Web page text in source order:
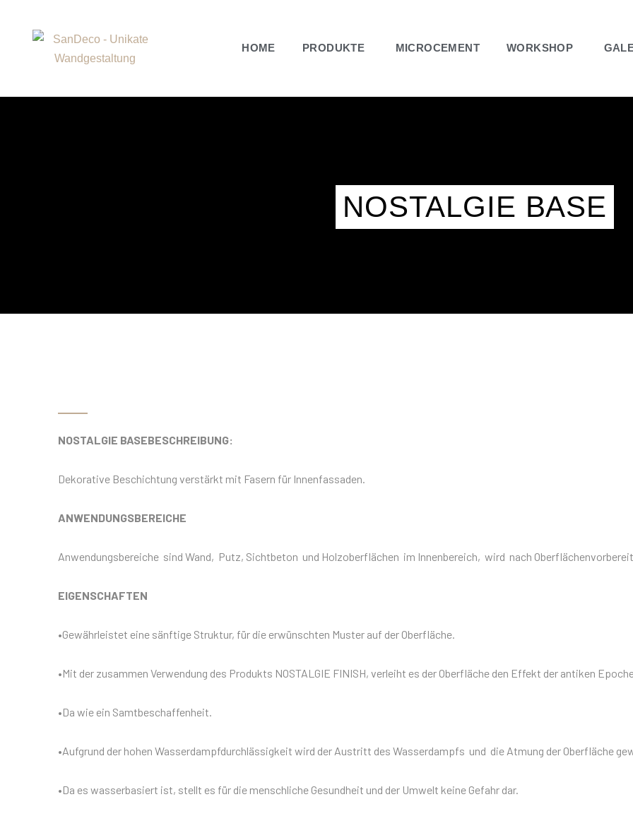
HOME PRODUKTE MICROCEMENT WORKSHOP
NOSTALGIE BASE
NOSTALGIE BASEBESCHREIBUNG:
Dekorative Beschichtung verstärkt mit Fasern für Innenfassaden.
ANWENDUNGSBEREICHE
Anwendungsbereiche sind Wand, Putz, Sichtbeton und Holzoberflächen im Innenbereich, wird nach
EIGENSCHAFTEN
•Gewährleistet eine sänftige Struktur, für die erwünschten Muster auf der Oberfläche.
•Mit der zusammen Verwendung des Produkts NOSTALGIE FINISH, verleiht es der Oberfläche den Effekt der antiken
•Da wie ein Samtbeschaffenheit.
•Aufgrund der hohen Wasserdampfdurchlässigkeit wird der Austritt des Wasserdampfs und die Atmung der Oberfläche
•Da es wasserbasiert ist, stellt es für die menschliche Gesundheit und der Umwelt keine Gefahr dar.